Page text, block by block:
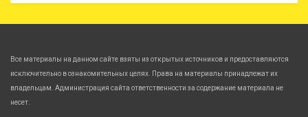
Все материалы на данном сайте взяты из открытых источников и предоставляются
исключительно в ознакомительных целях. Права на материалы принадлежат их
владельцам. Администрация сайта ответственности за содержание материала не
несет.